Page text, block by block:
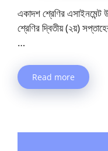
একাদশ শ্রেণির
শ্রেণির দ্বিতীয় (২য়)
…
Read more